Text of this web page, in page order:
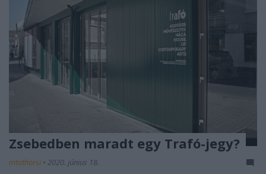
Zsebedben maradt egy Trafó-jegy?
mtothorsi • 2020. június 18.